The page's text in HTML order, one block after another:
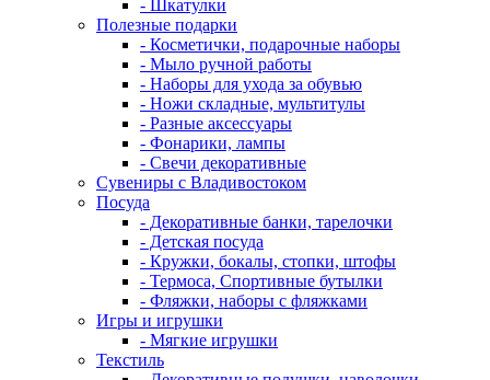
- Шкатулки
Полезные подарки
- Косметички, подарочные наборы
- Мыло ручной работы
- Наборы для ухода за обувью
- Ножи складные, мультитулы
- Разные аксессуары
- Фонарики, лампы
- Свечи декоративные
Сувениры с Владивостоком
Посуда
- Декоративные банки, тарелочки
- Детская посуда
- Кружки, бокалы, стопки, штофы
- Термоса, Спортивные бутылки
- Фляжки, наборы с фляжками
Игры и игрушки
- Мягкие игрушки
Текстиль